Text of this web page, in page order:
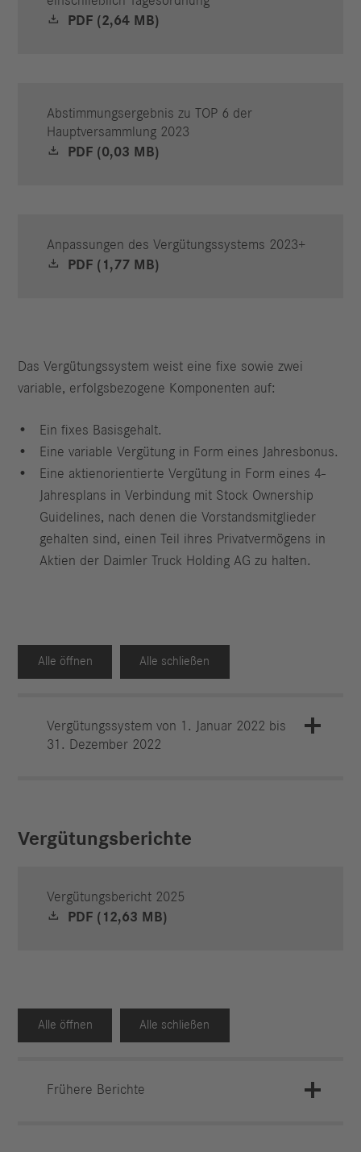
PDF (2,64 MB)
Abstimmungsergebnis zu TOP 6 der
Hauptversammlung 2023
PDF (0,03 MB)
Anpassungen des Vergütungssystems 2023+
PDF (1,77 MB)
Das Vergütungssystem weist eine fixe sowie zwei
variable, erfolgsbezogene Komponenten auf:
Ein fixes Basisgehalt.
Eine variable Vergütung in Form eines Jahresbonus.
Eine aktienorientierte Vergütung in Form eines 4-
Jahresplans in Verbindung mit Stock Ownership
Guidelines, nach denen die Vorstandsmitglieder
gehalten sind, einen Teil ihres Privatvermögens in
Aktien der Daimler Truck Holding AG zu halten.
Alle öffnen Alle schließen
Vergütungssystem von 1. Januar 2022 bis
31. Dezember 2022
Vergütungsberichte
Vergütungsbericht 2025
PDF (12,63 MB)
Alle öffnen Alle schließen
Frühere Berichte